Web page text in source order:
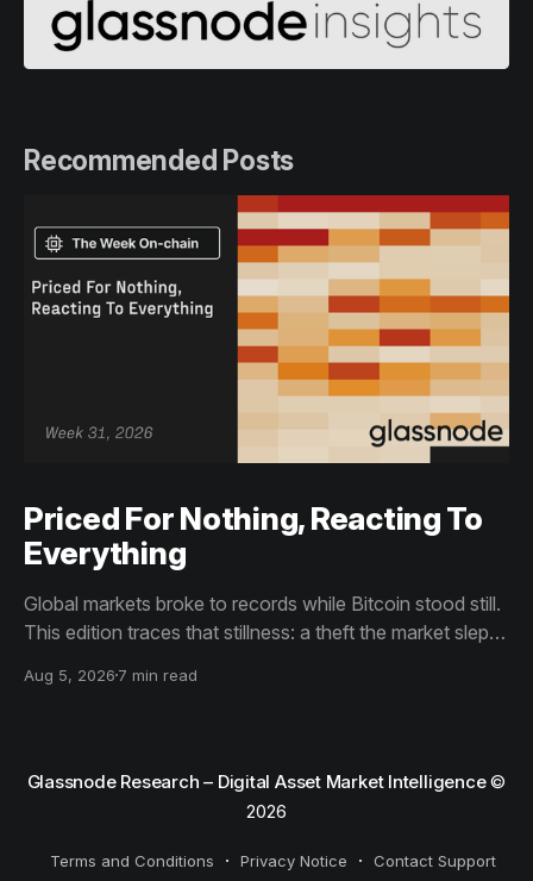
Recommended Posts
Priced For Nothing, Reacting To
Everything
Global markets broke to records while Bitcoin stood still.
This edition traces that stillness: a theft the market slept
than capitulation, and an options market priced for
Aug 5, 2026 7 min read
Glassnode Research – Digital Asset Market Intelligence©
2026
Terms and Conditions Privacy Notice Contact Support